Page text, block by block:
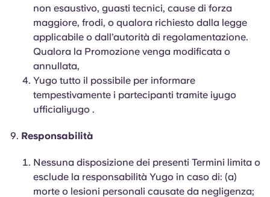
non esaustivo, guasti tecnici, cause di forza
maggiore, frodi, o qualora richiesto dalla legge
applicabile o dall’autorità di regolamentazione.
Qualora la Promozione venga modificata o
annullata,
Yugo tutto il possibile per informare
tempestivamente i partecipanti tramite iyugo
ufficialiyugo .
Responsabilità
Nessuna disposizione dei presenti Termini limita o
esclude la responsabilità Yugo in caso di: (a)
morte o lesioni personali causate da negligenza;